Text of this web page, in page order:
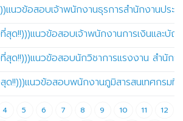
แนวข้อสอบเจ้าพนักงานธุรการสำนักงานประ
ด!!)))แนวข้อสอบเจ้าพนักงานการเงินและบั
ด!!)))แนวข้อสอบนักวิชาการแรงงาน สำนัก
!!)))แนวข้อสอบพนักงานภูมิสารสนเทศกรมที่
4 5 6 7 8 9 10 11
12